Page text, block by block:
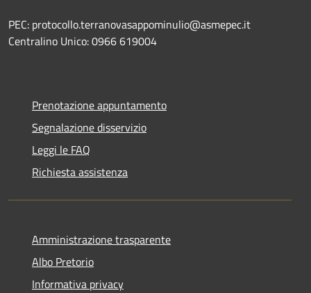
PEC: protocollo.terranovasappominulio@asmepec.it
Centralino Unico: 0966 619004
Prenotazione appuntamento
Segnalazione disservizio
Leggi le FAQ
Richiesta assistenza
Amministrazione trasparente
Albo Pretorio
Informativa privacy